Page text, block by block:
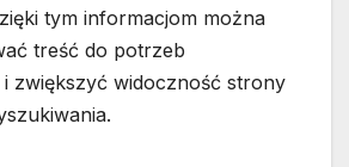
tym informacjom można
treść do potrzeb
zwiększyć widoczność strony